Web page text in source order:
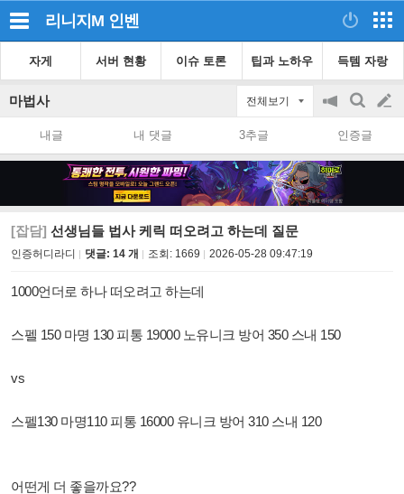
리니지M 인벤
자게 서버 현황 이슈 토론 팁과 노하우 득템 자랑
마법사 전체보기
공
on/off
검
색
글
쓰
내글 내 댓글 3추글 인증글
[잡담] 선생님들 법사 케릭 떠오려고 하는데 질문
인증허디라디 댓글: 14 개 조회: 1669 2026-05-28 09:47:19
1000언더로 하나 떠오려고 하는데
스펠 150 마명 130 피통 19000 노유니크 방어 350 스내 150
vs
스펠130 마명110 피통 16000 유니크 방어 310 스내 120
어떤게 더 좋을까요??